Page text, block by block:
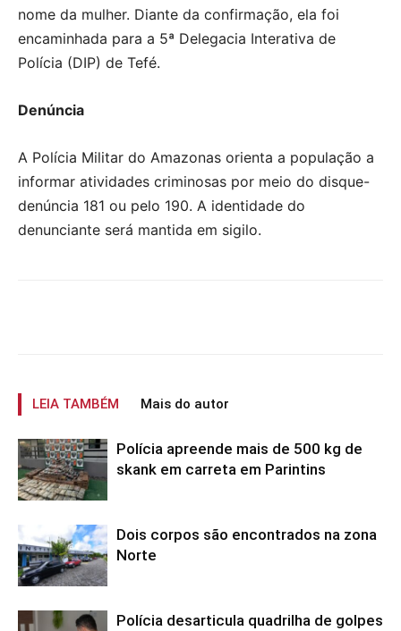
nome da mulher. Diante da confirmação, ela foi
encaminhada para a 5ª Delegacia Interativa de
Polícia (DIP) de Tefé.
Denúncia
A Polícia Militar do Amazonas orienta a população a
informar atividades criminosas por meio do disque-
denúncia 181 ou pelo 190. A identidade do
denunciante será mantida em sigilo.
LEIA TAMBÉM Mais do autor
Polícia apreende mais de 500 kg de
skank em carreta em Parintins
Dois corpos são encontrados na zona
Norte
Polícia desarticula quadrilha de golpes